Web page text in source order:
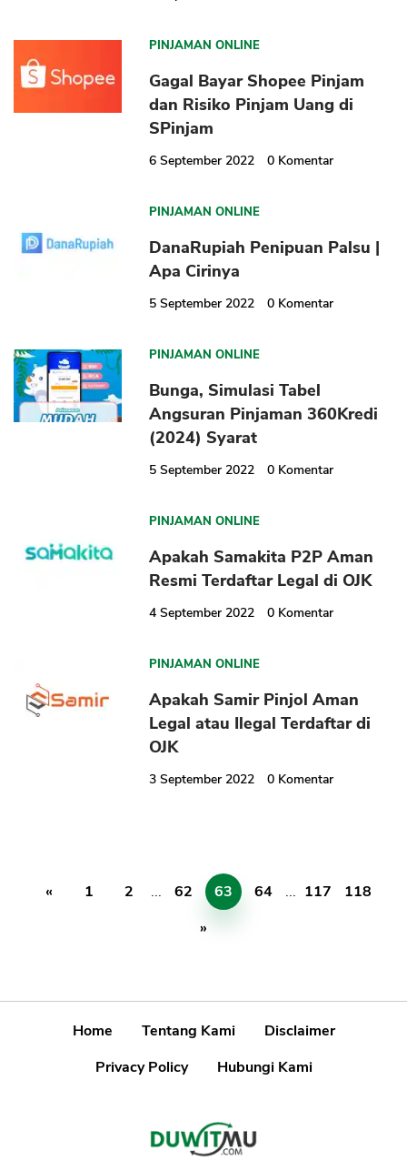
PINJAMAN ONLINE
Gagal Bayar Shopee Pinjam
dan Risiko Pinjam Uang di
SPinjam
6 September 2022 0 Komentar
PINJAMAN ONLINE
DanaRupiah Penipuan Palsu |
Apa Cirinya
5 September 2022 0 Komentar
PINJAMAN ONLINE
Bunga, Simulasi Tabel
Angsuran Pinjaman 360Kredi
(2024) Syarat
5 September 2022 0 Komentar
PINJAMAN ONLINE
Apakah Samakita P2P Aman
Resmi Terdaftar Legal di OJK
4 September 2022 0 Komentar
PINJAMAN ONLINE
Apakah Samir Pinjol Aman
Legal atau Ilegal Terdaftar di
OJK
3 September 2022 0 Komentar
« 1 2 ... 62 63 64 ... 117
118
»
Home Tentang Kami
Disclaimer
Privacy Policy
Hubungi Kami